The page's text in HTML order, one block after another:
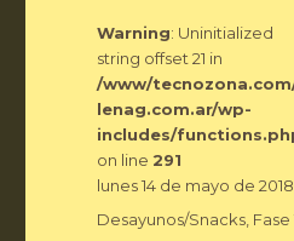
Warning: Uninitialized
string offset 21 in
/www/
lenag.com.ar/wp-
includes/
on line 291
Publicado
lunes 14 de mayo de 2018
Categorías
Desayunos/Snacks Fase